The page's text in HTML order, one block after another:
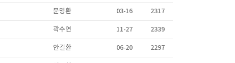
문명환 03-16 2317
곽수연 11-27 2339
안길환 06-20 2297